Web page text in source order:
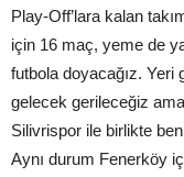
Play-Off’lara kalan
için 16 maç, yeme de
futbola doyacağız. Yeri
gelecek gerileceğiz
Silivrispor ile birlikte
Aynı durum Fenerköy